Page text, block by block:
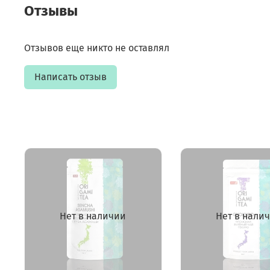
Отзывы
Отзывов еще никто не оставлял
Написать отзыв
Нет в наличии Нет в